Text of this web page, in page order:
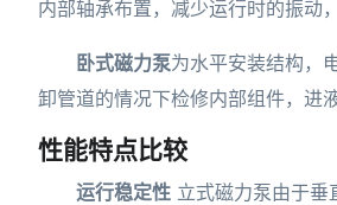
内部轴承布置，减少运行时的振动
卧式磁力泵为水平安装结构，
卸管道的情况下检修内部组件，进
性能特点比较
运行稳定性 立式磁力泵由于垂